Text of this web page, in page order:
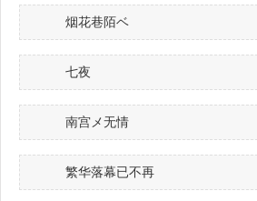
烟花巷陌ベ
七夜
南宫メ无情
繁华落幕已不再